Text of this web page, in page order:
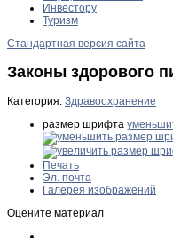
Инвестору
Туризм
Стандартная версия сайта
Законы здорового
Категория: Здравоохранение
размер шрифта
Печать
Эл. почта
Галерея изображений
Оцените материал